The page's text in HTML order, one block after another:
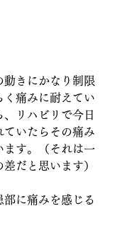
動きにかなり制限
く痛みに耐えてい
リハビリで今日
ていたらその痛み
ます。（それは一
だと思います）
に痛みを感じる